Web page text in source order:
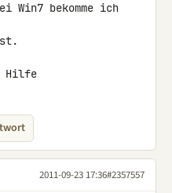
Win7 bekomme ich
Hilfe
2011-09-23 17:36#2357557